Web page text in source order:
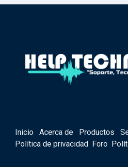
Inicio Acerca de Productos
Política de privacidad
Foro